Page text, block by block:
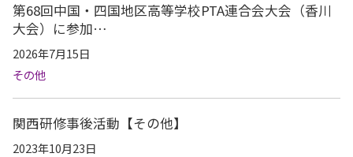
第68回中国・四国地区高等学校PTA連合会大会（香川
大会）に参加…
2026年7月15日
その他
関西研修事後活動【その他】
2023年10月23日